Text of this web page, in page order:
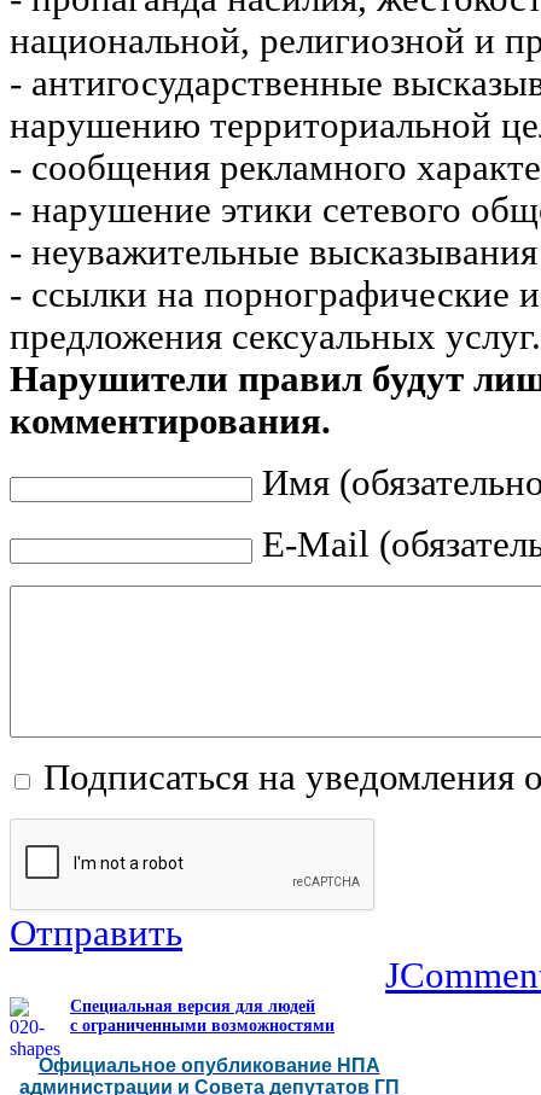
национальной, религиозной и
- антигосударственные
нарушению территориальной
- сообщения рекламного
- нарушение этики сетевого
- неуважительные
- ссылки на порнографические
предложения сексуальных услуг.
Нарушители правил будут
комментирования.
Имя
E-Mail
Подписаться на уведомления
Отправить
Специальная версия для людей
с ограниченными возможностями
Официальное опубликование НПА
администрации и Совета депутатов ГП